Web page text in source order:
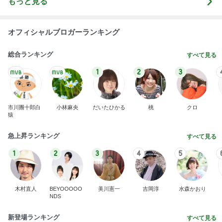
オフィシャルブロガーランキング
総合ランキング すべて見る
市川團十郎白
猿
小林麻央
1
だいたひかる
2
桃
3
クロ
急上昇ランキング すべて見る
1
木村直人
2
BEYOOOOO
NDS
3
美川憲一
4
吉岡淳
5
水森かおり
新登場ランキング すべて見る